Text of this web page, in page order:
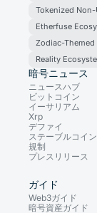
Tokenized
Etherfuse
Zodiac-Themed
Reality
暗号ニュース
ニュースハブ
ビットコイン
イーサリアム
Xrp
デファイ
ステーブルコイ
規制
プレスリリース
ガイド
Web3ガイド
暗号資産ガイド